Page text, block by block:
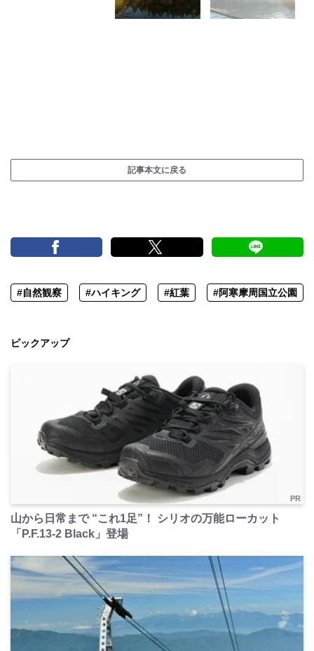
記事本文に戻る
#自然観察 #ハイキング #紅葉 #阿寒摩周国立公園
ピックアップ
PR
山から日常まで “これ1足”！ シリオの万能ローカット
「P.F.13-2 Black」登場